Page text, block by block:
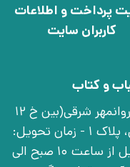
پرداخت و اطلاعات
کاربران سایت
و کتاب
تهران، خ انقلاب، خ 12 فروردین، خ روانمهر شرقی(بین خ 12
فروردین و خ فخر رازی)، بن‌بست اوّل، پلاک 1 - زمان تحویل:
شنبه تا چهارشنبه به جز روزهای تعطیل از ساعت 10 صبح الی